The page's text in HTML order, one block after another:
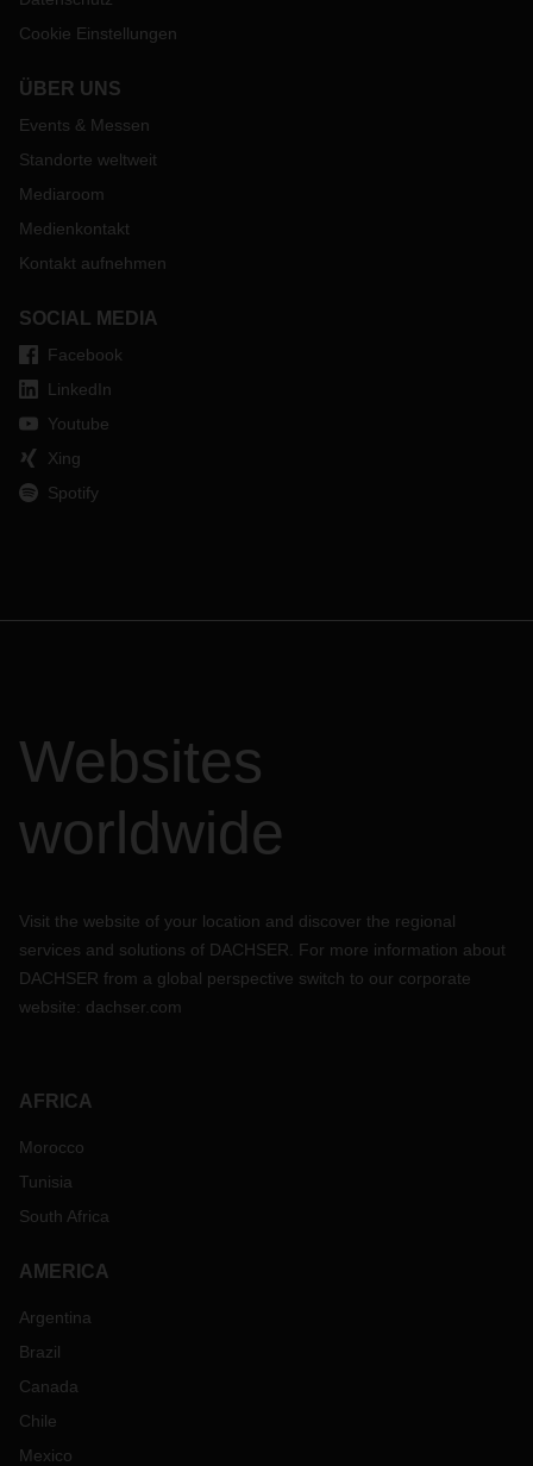
Cookie Einstellungen
ÜBER UNS
Events & Messen
Standorte weltweit
Mediaroom
Medienkontakt
Kontakt aufnehmen
SOCIAL MEDIA
Facebook
LinkedIn
Youtube
Xing
Spotify
Websites
worldwide
Visit the website of your location and discover the regional
services and solutions of DACHSER. For more information about
DACHSER from a global perspective switch to our corporate
website: dachser.com
AFRICA
Morocco
Tunisia
South Africa
AMERICA
Argentina
Brazil
Canada
Chile
Mexico